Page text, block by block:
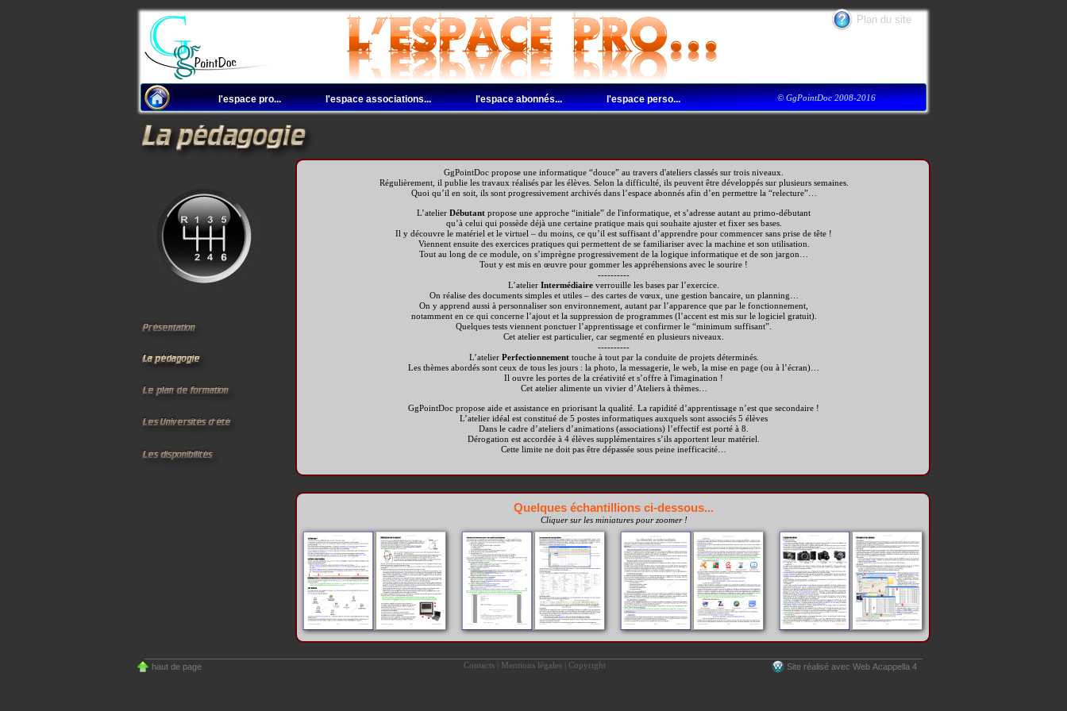
haut de page Site réalisé avec Web Acappella 4
Contacts| Mentions légales| Copyright
GgPointDoc propose une informatique “douce” au travers d'ateliers classés sur trois niveaux.
Régulièrement, il publie les travaux réalisés par les élèves. Selon la difficulté, ils peuvent être développés sur plusieurs semaines.
Quoi qu’il en soit, ils sont progressivement archivés dans l’espace abonnés afin d’en permettre la “relecture”…
L’atelier Débutant propose une approche “initiale” de l'informatique, et s’adresse autant au primo-débutant
qu’à celui qui possède déjà une certaine pratique mais qui souhaite ajuster et fixer ses bases.
Il y découvre le matériel et le virtuel – du moins, ce qu’il est suffisant d’apprendre pour commencer sans prise de tête !
Viennent ensuite des exercices pratiques qui permettent de se familiariser avec la machine et son utilisation.
Tout au long de ce module, on s’imprègne progressivement de la logique informatique et de son jargon…
Tout y est mis en œuvre pour gommer les appréhensions avec le sourire !
----------
L’atelier Intermédiaire verrouille les bases par l’exercice.
On réalise des documents simples et utiles – des cartes de vœux, une gestion bancaire, un planning…
On y apprend aussi à personnaliser son environnement, autant par l’apparence que par le fonctionnement,
notamment en ce qui concerne l’ajout et la suppression de programmes (l’accent est mis sur le logiciel gratuit).
Quelques tests viennent ponctuer l’apprentissage et confirmer le “minimum suffisant”.
Cet atelier est particulier, car segmenté en plusieurs niveaux.
----------
L’atelier Perfectionnementtouche à tout par la conduite de projets déterminés.
Les thèmes abordés sont ceux de tous les jours : la photo, la messagerie, le web, la mise en page (ou à l’écran)…
Il ouvre les portes de la créativité et s’offre à l'imagination !
Cet atelier alimente un vivier d’Ateliers à thèmes…
GgPointDoc propose aide et assistance en priorisant la qualité. La rapidité d’apprentissage n’est que secondaire !
L’atelier idéal est constitué de 5 postes informatiques auxquels sont associés 5 élèves
Dans le cadre d’ateliers d’animations (associations) l’effectif est porté à 8.
Dérogation est accordée à 4 élèves supplémentaires s’ils apportent leur matériel.
Cette limite ne doit pas être dépassée sous peine inefficacité…
Quelques échantillions ci-dessous...
Cliquer sur les miniatures pour zoomer !
l'espace perso...
l'espace abonnés...
Plan du site
l'espace associations...
l'espace pro... © GgPointDoc 2008-2016